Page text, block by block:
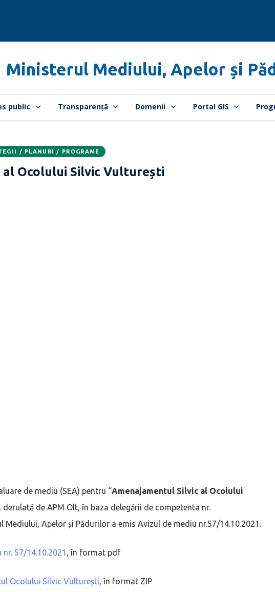
Ministerul Mediului, Apelor și
public Transparență Domenii Portal GIS
/ PLANURI / PROGRAME
Ocolului Silvic Vulturești
de mediu (SEA) pentru “Amenajamentul Silvic al Ocolului
derulată de APM Olt, în baza delegării de competenta nr.
Mediului, Apelor și Pădurilor a emis Avizul de mediu nr.57/14.10.2021.
57/14.10.2021 , în format pdf
Ocolului Silvic Vulturești, în format ZIP